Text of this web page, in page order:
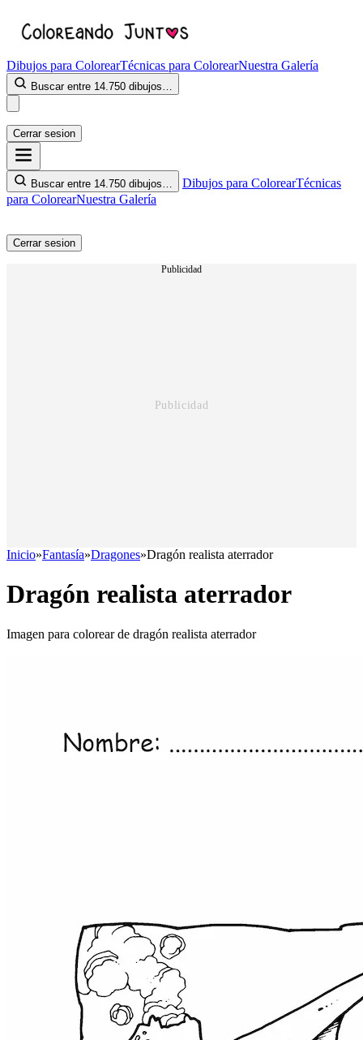
Dibujos para ColorearTécnicas para ColorearNuestra Galería
Buscar entre 14.750 dibujos…
Cerrar sesion
Buscar entre 14.750 dibujos… Dibujos para ColorearTécnicas
para ColorearNuestra Galería
Cerrar sesion
Publicidad
Inicio»Fantasía»Dragones»Dragón realista aterrador
Dragón realista aterrador
Imagen para colorear de dragón realista aterrador